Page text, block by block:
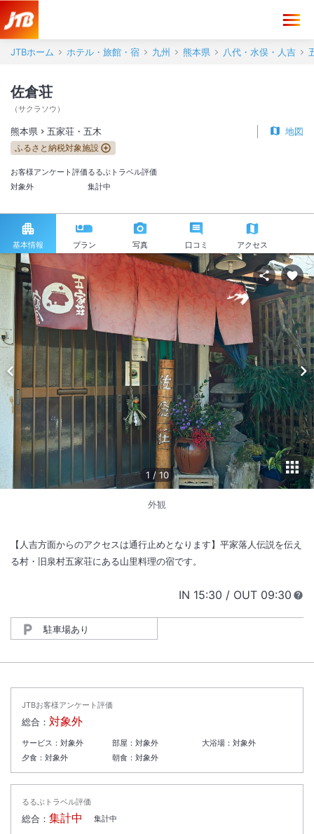
JTBホーム ホテル・旅館・宿 九州 熊本県 八代・水俣・人吉
佐倉荘
（サクラソウ ）
熊本県 五家荘・五木 地図
ふるさと納税対象施設
お客様アンケート評価
対象外
るるぶトラベル評価
集計中
基本情報 プラン 写真 口コミ アクセス
1 /10
外観
【人吉方面からのアクセスは通行止めとなります】平家落人伝説を伝え
る村・旧泉村五家荘にある山里料理の宿です。
IN チェックイン
15:30 / OUT チェック
09:30
駐車場あり
JTBお客様アンケート評価
総合： 対象外
サービス： 対象外 部屋： 対象外 大浴場：対象外
夕食： 対象外 朝食： 対象外
るるぶトラベル評価
総合： 集計中 集計中